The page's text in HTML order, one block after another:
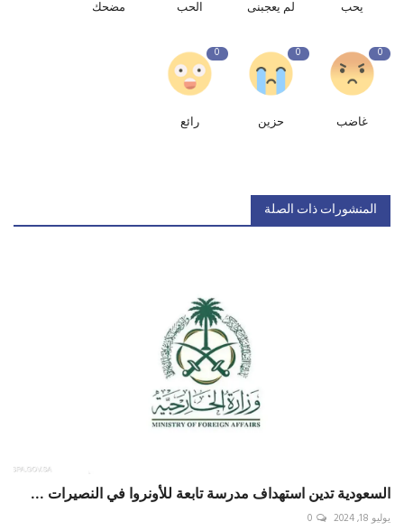
يحب لم يعجبنى الحب مضحك
0
غاضب
0
حزين
0
رائع
المنشورات ذات الصلة
السعودية تدين استهداف مدرسة تابعة للأونروا في النصيرات ...
يوليو 18, 2024 0